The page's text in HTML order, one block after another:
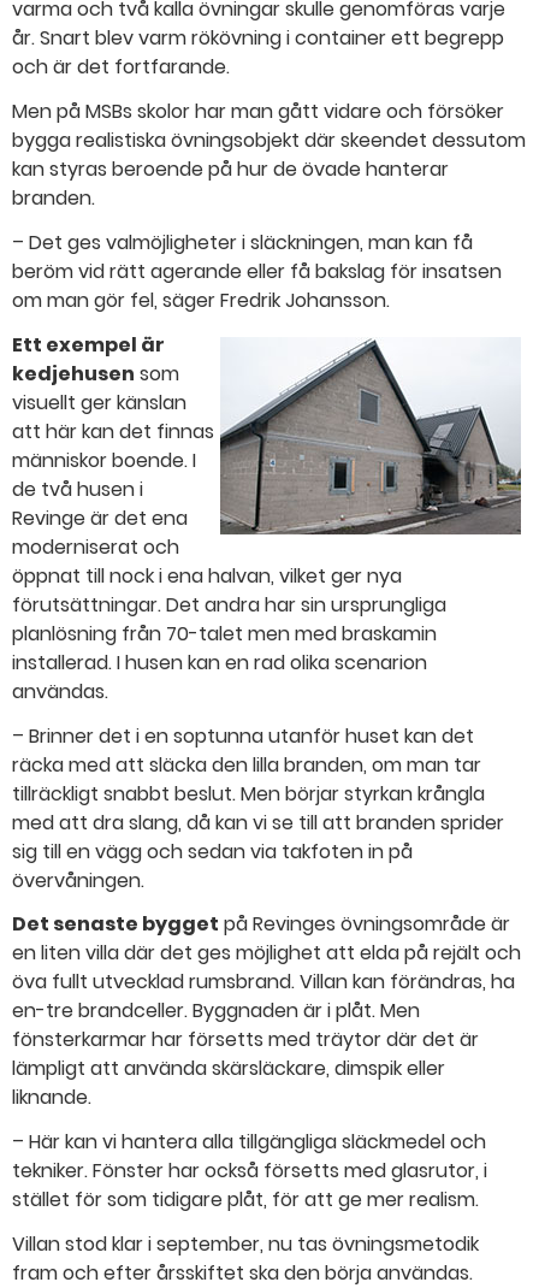
varma och två kalla övningar skulle genomföras varje
år. Snart blev varm rökövning i container ett begrepp
och är det fortfarande.
Men på MSBs skolor har man gått vidare och försöker
bygga realistiska övningsobjekt där skeendet dessutom
kan styras beroende på hur de övade hanterar
branden.
– Det ges valmöjligheter i släckningen, man kan få
beröm vid rätt agerande eller få bakslag för insatsen
om man gör fel, säger Fredrik Johansson.
Ett exempel är
kedjehusen som
visuellt ger känslan
att här kan det finnas
människor boende. I
de två husen i
Revinge är det ena
moderniserat och
öppnat till nock i ena halvan, vilket ger nya
förutsättningar. Det andra har sin ursprungliga
planlösning från 70-talet men med braskamin
installerad. I husen kan en rad olika scenarion
användas.
– Brinner det i en soptunna utanför huset kan det
räcka med att släcka den lilla branden, om man tar
tillräckligt snabbt beslut. Men börjar styrkan krångla
med att dra slang, då kan vi se till att branden sprider
sig till en vägg och sedan via takfoten in på
övervåningen.
Det senaste bygget på Revinges övningsområde är
en liten villa där det ges möjlighet att elda på rejält och
öva fullt utvecklad rumsbrand. Villan kan förändras, ha
en-tre brandceller. Byggnaden är i plåt. Men
fönsterkarmar har försetts med träytor där det är
lämpligt att använda skärsläckare, dimspik eller
liknande.
– Här kan vi hantera alla tillgängliga släckmedel och
tekniker. Fönster har också försetts med glasrutor, i
stället för som tidigare plåt, för att ge mer realism.
Villan stod klar i september, nu tas övningsmetodik
fram och efter årsskiftet ska den börja användas.